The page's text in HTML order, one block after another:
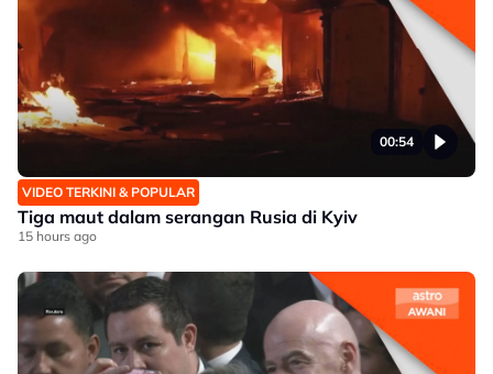
00:54
VIDEO TERKINI & POPULAR
Tiga maut dalam serangan Rusia di Kyiv
15 hours ago